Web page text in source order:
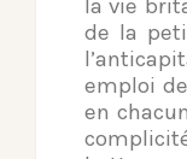
la vie
de la
emploi
en